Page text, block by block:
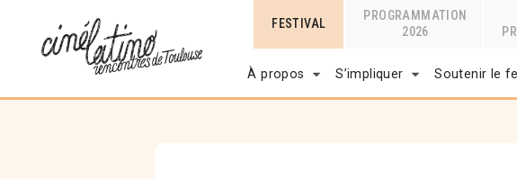
FESTIVAL
PROGRAMMATION
2026
À propos S’impliquer Soutenir le